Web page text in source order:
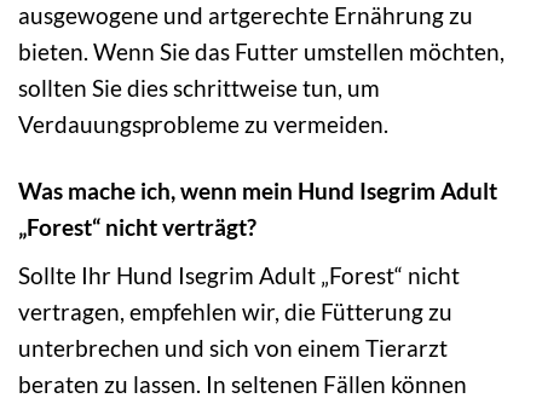
ausgewogene und artgerechte Ernährung zu
bieten. Wenn Sie das Futter umstellen möchten,
sollten Sie dies schrittweise tun, um
Verdauungsprobleme zu vermeiden.
Was mache ich, wenn mein Hund Isegrim Adult
„Forest“ nicht verträgt?
Sollte Ihr Hund Isegrim Adult „Forest“ nicht
vertragen, empfehlen wir, die Fütterung zu
unterbrechen und sich von einem Tierarzt
beraten zu lassen. In seltenen Fällen können